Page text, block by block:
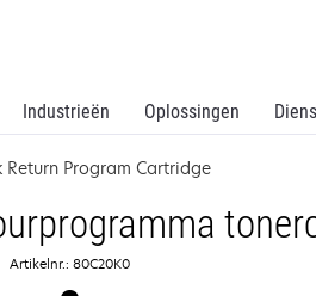
Industrieën Oplossingen
Return Program Cartridge
Artikelnr.: 80C20K0